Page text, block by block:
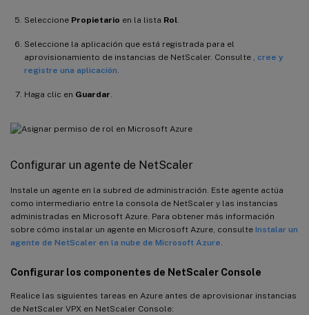
Seleccione Propietario en la lista Rol
Seleccione la aplicación que está registrada para el
aprovisionamiento de instancias de NetScaler. Consulte
, cree y
registre una aplicación
Haga clic en Guardar
Configurar un agente de NetScaler
Instale un agente en la subred de administración. Este agente actúa
como intermediario entre la consola de NetScaler y las instancias
administradas en Microsoft Azure. Para obtener más información
sobre cómo instalar un agente en Microsoft Azure, consulte Instalar un
agente de NetScaler en la nube de Microsoft Azure
Configurar los componentes de NetScaler Console
Realice las siguientes tareas en Azure antes de aprovisionar instancias
de NetScaler VPX en NetScaler Console: